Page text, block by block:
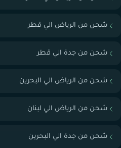
شحن من الرياض الي قطر
شحن من جدة الي قطر
شحن من الرياض الي البحرين
شحن من الرياض الي لبنان
شحن من جدة الي البحرين